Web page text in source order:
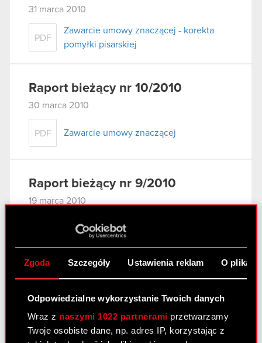
Zgoda Szczegóły Ustawienia reklam O
Odpowiedzialne wykorzystanie Twoich danych
Wraz z naszymi 1022 partnerami przetwarzamy
Twoje osobiste dane, np. adres IP, korzystając z
31 marca 2010
PDF
Zawarcie umowy znaczącej - korekta
pomyłki pisarskiej
Raport bieżący nr 10/2010
30 marca 2010
PDF Zawarcie umowy znaczącej
Raport bieżący nr 9/2010
19 marca 2010
Udzielenie poręczeń wekslowych
Raport bieżący nr 8/2010
3 lutego 2010
PDF